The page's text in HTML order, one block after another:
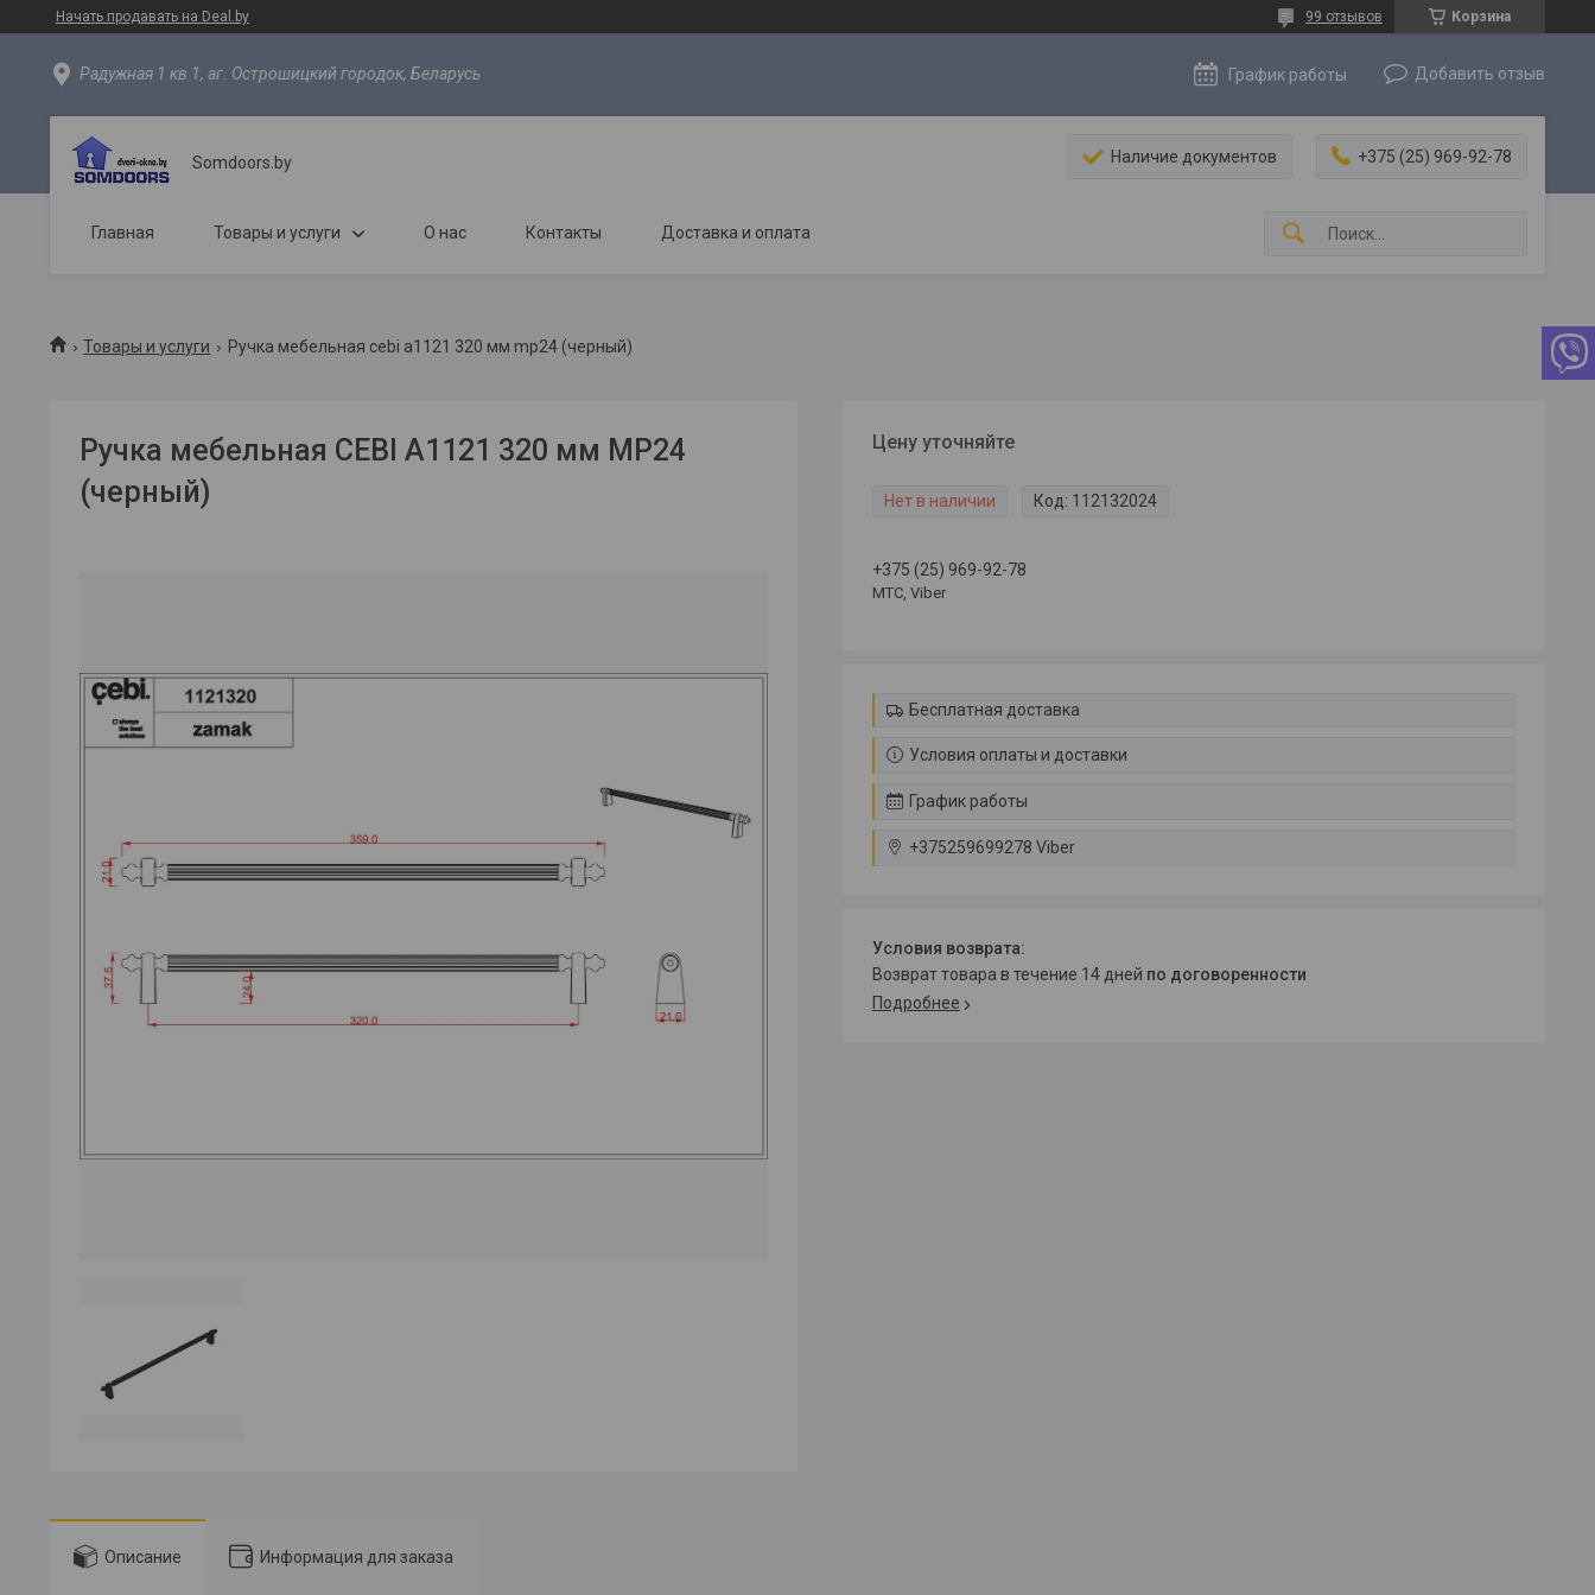
Начать продавать на Deal.by Корзина
99 отзывов
Радужная 1 кв 1, аг. Острошицкий городок, Беларусь График работы Добавить отзыв
Somdoors.by Наличие документов +375 (25) 969-92-78
Главная Товары и услуги О нас Контакты Доставка и оплата
Товары и услуги Ручка мебельная cebi a1121 320 мм mp24 (черный)
Ручка мебельная CEBI A1121 320 мм MP24
(черный)
Цену уточняйте
Нет в наличии Код: 112132024
+375 (25) 969-92-78
МТС, Viber
Бесплатная доставка
Условия оплаты и доставки
График работы
+375259699278 Viber
возврат товара в течение 14 дней по договоренности
Подробнее
Описание Информация для заказа